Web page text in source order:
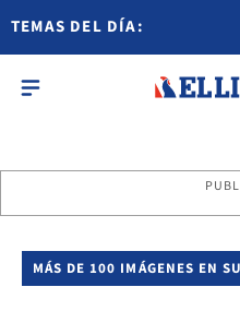
TEMAS DEL DÍA:
MÁS DE 100 IMÁGENES EN